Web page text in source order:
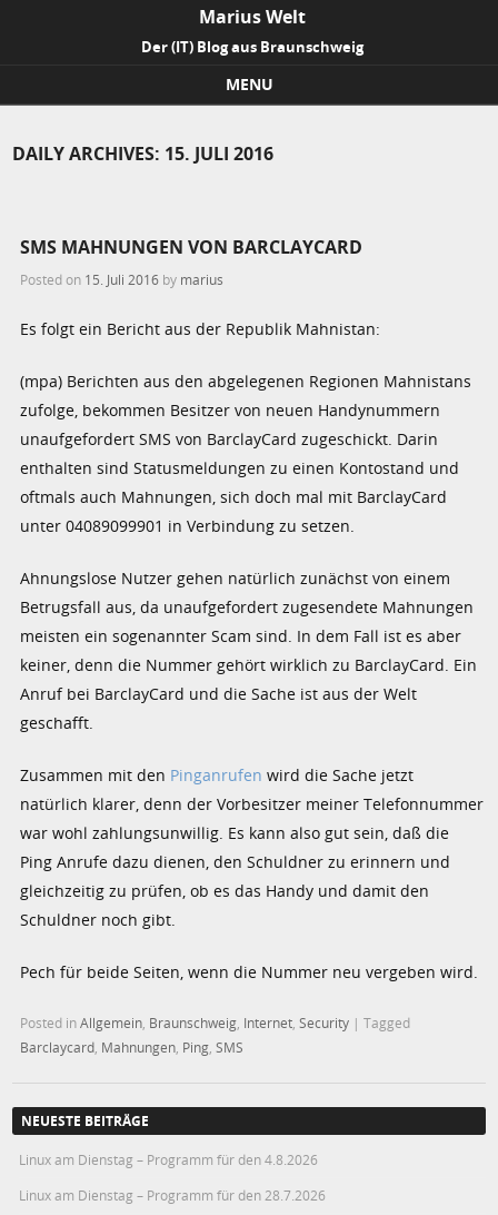
Marius Welt
Der (IT) Blog aus Braunschweig
MENU
DAILY ARCHIVES: 15. JULI 2016
SMS MAHNUNGEN VON BARCLAYCARD
Posted on 15. Juli 2016 by marius
Es folgt ein Bericht aus der Republik Mahnistan:
(mpa) Berichten aus den abgelegenen Regionen Mahnistans
zufolge, bekommen Besitzer von neuen Handynummern
unaufgefordert SMS von BarclayCard zugeschickt. Darin
enthalten sind Statusmeldungen zu einen Kontostand und
oftmals auch Mahnungen, sich doch mal mit BarclayCard
unter 04089099901 in Verbindung zu setzen.
Ahnungslose Nutzer gehen natürlich zunächst von einem
Betrugsfall aus, da unaufgefordert zugesendete Mahnungen
meisten ein sogenannter Scam sind. In dem Fall ist es aber
keiner, denn die Nummer gehört wirklich zu BarclayCard. Ein
Anruf bei BarclayCard und die Sache ist aus der Welt
geschafft.
Zusammen mit den Pinganrufen wird die Sache jetzt
natürlich klarer, denn der Vorbesitzer meiner Telefonnummer
war wohl zahlungsunwillig. Es kann also gut sein, daß die
Ping Anrufe dazu dienen, den Schuldner zu erinnern und
gleichzeitig zu prüfen, ob es das Handy und damit den
Schuldner noch gibt.
Pech für beide Seiten, wenn die Nummer neu vergeben wird.
Posted inAllgemein Braunschweig Internet ,Security |Tagged
Barclaycard Mahnungen Ping ,SMS
NEUESTE BEITRÄGE
Linux am Dienstag – Programm für den 4.8.2026
Linux am Dienstag – Programm für den 28.7.2026